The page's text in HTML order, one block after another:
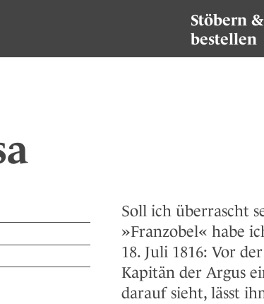
Stöbern &
bestellen
Soll ich überrascht
»Franzobel« habe
18. Juli 1816: Vor
Kapitän der Argus
darauf sieht, lässt